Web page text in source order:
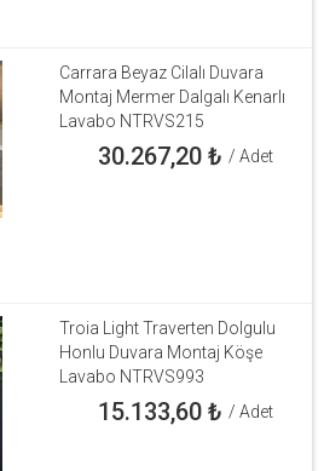
Carrara Beyaz Cilalı Duvara
Montaj Mermer Dalgalı Kenarlı
Lavabo NTRVS215
30.267,20 ₺ / Adet
Troia Light Traverten Dolgulu
Honlu Duvara Montaj Köşe
Lavabo NTRVS993
15.133,60 ₺ / Adet